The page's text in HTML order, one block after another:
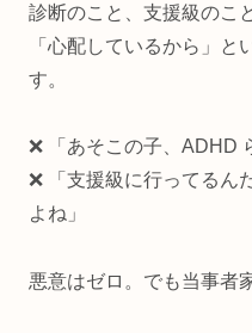
診断のこと、支援級の
「心配しているから」と
す。
❌ 「あそこの子、ADHD
❌ 「支援級に行ってるん
よね」
悪意はゼロ。でも当事者